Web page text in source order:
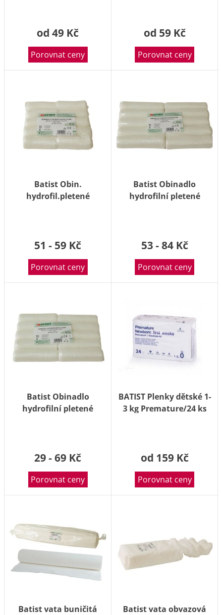
od 49 Kč
Porovnat ceny
od 59 Kč
Porovnat ceny
Batist Obin.
hydrofil.pletené
51 - 59 Kč
Porovnat ceny
Batist Obinadlo
hydrofilní pletené
53 - 84 Kč
Porovnat ceny
Batist Obinadlo
hydrofilní pletené
29 - 69 Kč
Porovnat ceny
BATIST Plenky dětské 1-
3 kg Premature/24 ks
od 159 Kč
Porovnat ceny
Batist vata buničitá
Batist vata obvazová